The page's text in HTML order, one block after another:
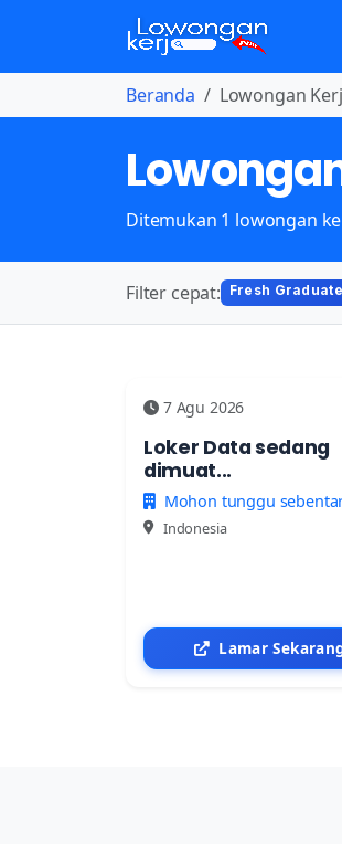
Beranda Lowongan
Ditemukan 1 lowongan
Filter cepat: Fresh Graduate
7 Agu 2026
Loker Data sedang
dimuat...
Mohon tunggu
Indonesia
Lamar